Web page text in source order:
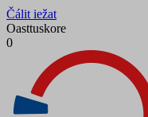
Čálit iežat
Oasttuskore
0